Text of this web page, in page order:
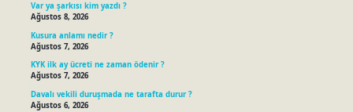
Var ya şarkısı kim yazdı ?
Ağustos 8, 2026
Kusura anlamı nedir ?
Ağustos 7, 2026
KYK ilk ay ücreti ne zaman ödenir ?
Ağustos 7, 2026
Davalı vekili duruşmada ne tarafta durur ?
Ağustos 6, 2026